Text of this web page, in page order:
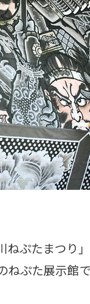
ぷたまつり
ねぷた展示館